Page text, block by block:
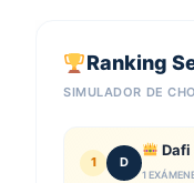
Ranking
SIMULADOR DE
1 D
Dafi
1